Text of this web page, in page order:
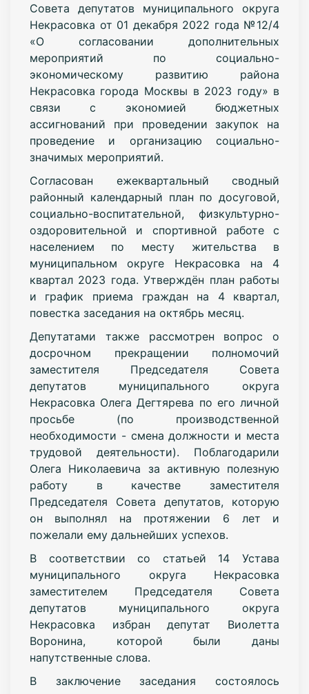
Совета депутатов муниципального округа
Некрасовка от 01 декабря 2022 года №12/4
«О согласовании дополнительных
мероприятий по социально-
экономическому развитию района
Некрасовка города Москвы в 2023 году» в
связи с экономией бюджетных
ассигнований при проведении закупок на
проведение и организацию социально-
значимых мероприятий.
Согласован ежеквартальный сводный
районный календарный план по досуговой,
социально-воспитательной, физкультурно-
оздоровительной и спортивной работе с
населением по месту жительства в
муниципальном округе Некрасовка на 4
квартал 2023 года. Утверждён план работы
и график приема граждан на 4 квартал,
повестка заседания на октябрь месяц.
Депутатами также рассмотрен вопрос о
досрочном прекращении полномочий
заместителя Председателя Совета
депутатов муниципального округа
Некрасовка Олега Дегтярева по его личной
просьбе (по производственной
необходимости - смена должности и места
трудовой деятельности). Поблагодарили
Олега Николаевича за активную полезную
работу в качестве заместителя
Председателя Совета депутатов, которую
он выполнял на протяжении 6 лет и
пожелали ему дальнейших успехов.
В соответствии со статьей 14 Устава
муниципального округа Некрасовка
заместителем Председателя Совета
депутатов муниципального округа
Некрасовка избран депутат Виолетта
Воронина, которой были даны
напутственные слова.
В заключение заседания состоялось